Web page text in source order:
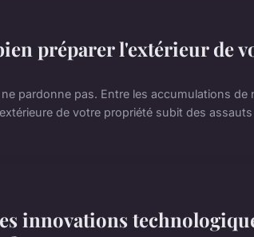
préparer l'extérieur de
pardonne pas. Entre les accumulations
de votre propriété subit des
innovations